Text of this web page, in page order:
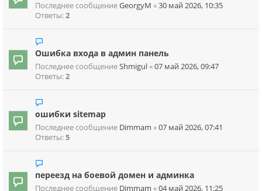
Последнее сообщениеGeorgyM «30 май 2026, 10:35
Ответы:2
Ошибка входа в админ панель
Последнее сообщениеShmigul«07 май 2026, 09:47
Ответы:2
ошибки sitemap
Последнее сообщение Dimmam «07 май 2026, 07:41
Ответы:5
переезд на боевой домен и админка
Последнее сообщение Dimmam «04 май 2026, 11:25